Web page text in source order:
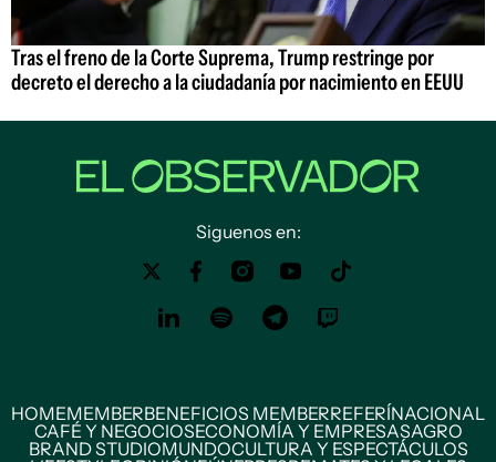
Tras el freno de la Corte Suprema, Trump restringe por
decreto el derecho a la ciudadanía por nacimiento en EEUU
Siguenos en:
HOMEMEMBERBENEFICIOS MEMBERREFERÍNACIONAL
CAFÉ Y NEGOCIOSECONOMÍA Y EMPRESASAGRO
BRAND STUDIOMUNDOCULTURA Y ESPECTÁCULOS